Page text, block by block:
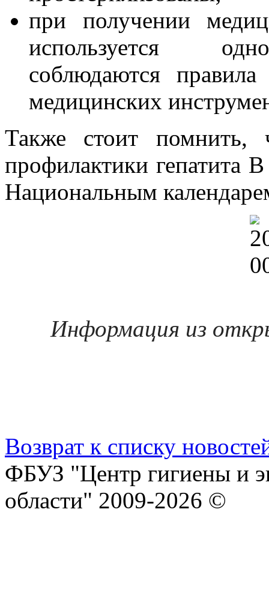
при получении
используется
соблюдаются
медицинских
Также стоит помнить,
профилактики гепатита
Национальным
Информация из
Возврат к списку
ФБУЗ "Центр гигиены и
области" 2009-2026 ©